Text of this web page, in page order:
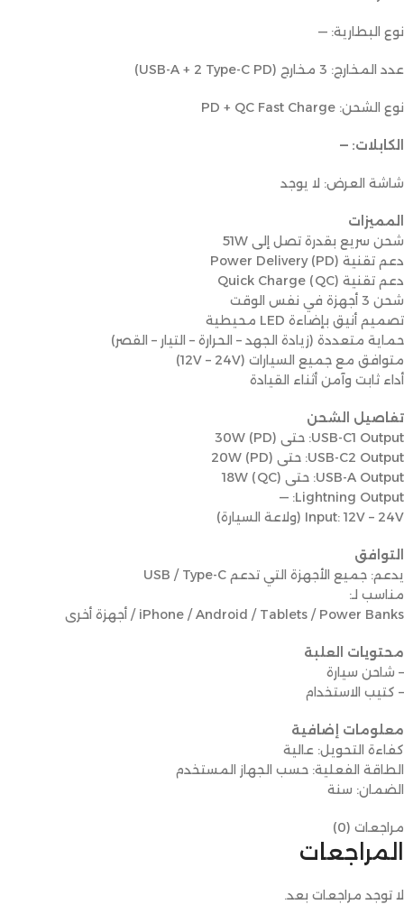
نوع البطارية: —
عدد المخارج: 3 مخارج (USB-A + 2 Type-C PD)
نوع الشحن: PD + QC Fast Charge
الكابلات: —
شاشة العرض: لا يوجد
المميزات
شحن سريع بقدرة تصل إلى 51W
دعم تقنية Power Delivery (PD)
دعم تقنية Quick Charge (QC)
شحن 3 أجهزة في نفس الوقت
تصميم أنيق بإضاءة LED محيطية
حماية متعددة (زيادة الجهد – الحرارة – التيار – القصر)
متوافق مع جميع السيارات (12V – 24V)
أداء ثابت وآمن أثناء القيادة
تفاصيل الشحن
USB-C1 Output: حتى 30W (PD)
USB-C2 Output: حتى 20W (PD)
USB-A Output: حتى 18W (QC)
Lightning Output: —
Input: 12V – 24V (ولاعة السيارة)
التوافق
يدعم: جميع الأجهزة التي تدعم USB / Type-C
مناسب لـ:
iPhone / Android / Tablets / Power Banks / أجهزة أخرى
محتويات العلبة
– شاحن سيارة
– كتيب الاستخدام
معلومات إضافية
كفاءة التحويل: عالية
الطاقة الفعلية: حسب الجهاز المستخدم
الضمان: سنة
مراجعات (0)
المراجعات
لا توجد مراجعات بعد.